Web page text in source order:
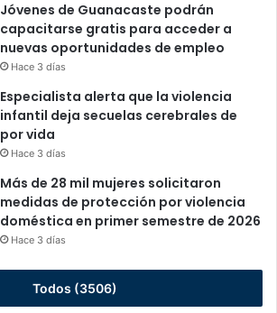
Jóvenes de Guanacaste podrán
capacitarse gratis para acceder a
nuevas oportunidades de empleo
Hace 3 días
Especialista alerta que la violencia
infantil deja secuelas cerebrales de
por vida
Hace 3 días
Más de 28 mil mujeres solicitaron
medidas de protección por violencia
doméstica en primer semestre de 2026
Hace 3 días
Todos (3506)